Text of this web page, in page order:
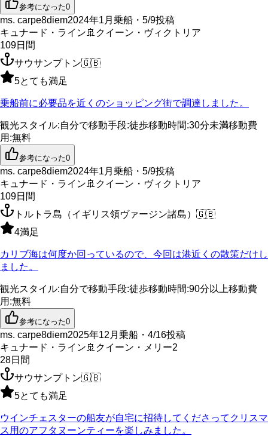
参考になった0
ms. carpe8diem2024年1月乗船・5/9投稿
キュナード・ライン 🚢 クイーン・ヴィクトリア
109日間
サウサンプトン🇬🇧
5とても満足
乗船前に必要品を近くのショッピング街で調達しました。
観光スタイル:自分で移動手段:徒歩移動時間:30分未満移動費
用 :無料
参考になった0
ms. carpe8diem2024年1月乗船・5/9投稿
キュナード・ライン 🚢 クイーン・ヴィクトリア
109日間
トルトラ島（イギリス領ヴァージン諸島） 🇬🇧
4満足
カリブ海は何度か回っているので、今回は港近くの散策だけし
ました。
観光スタイル:自分で移動手段:徒歩移動時間:90分以上移動費
用 :無料
参考になった0
ms. carpe8diem2025年12月乗船・4/16投稿
キュナード・ライン 🚢 クイーン・メリー2
28日間
サウサンプトン🇬🇧
5とても満足
ウインチェスターの船友が自宅に招待してくださってクリスマ
ス用のアフタヌーンティーを楽しみました。